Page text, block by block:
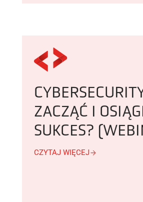
ZACZĄĆ I
SUKCES?
CZYTAJ WIĘCEJ